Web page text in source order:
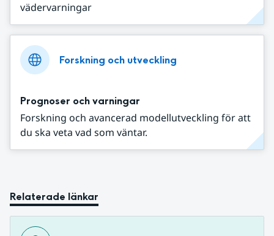
vädervarningar
Forskning och utveckling
Prognoser och varningar
Forskning och avancerad modellutveckling för att
du ska veta vad som väntar.
Relaterade länkar